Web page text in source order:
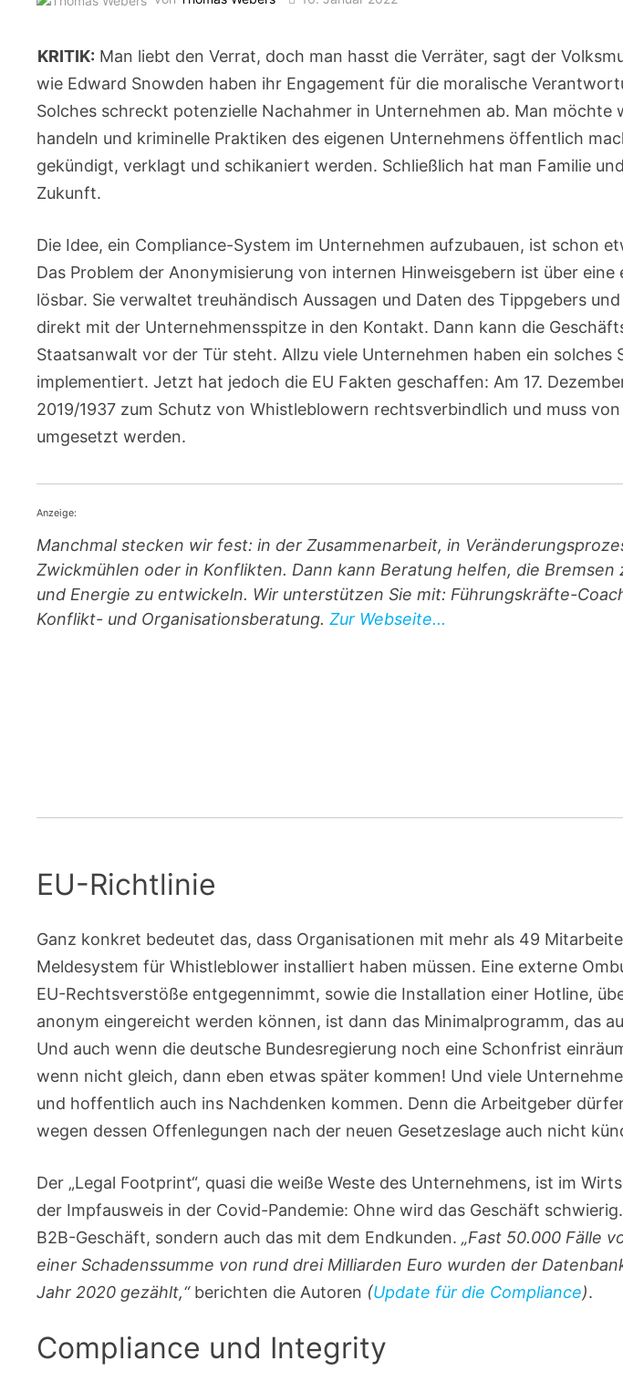
KRITIK: Man liebt den Verrat, doch man hasst die Verräter, sagt der
wie Edward Snowden haben ihr Engagement für die moralische
Solches schreckt potenzielle Nachahmer in Unternehmen ab. Man möchte
handeln und kriminelle Praktiken des eigenen Unternehmens öffentlich
gekündigt, verklagt und schikaniert werden. Schließlich hat man Familie
Zukunft.
Die Idee, ein Compliance-System im Unternehmen aufzubauen, ist schon
Das Problem der Anonymisierung von internen Hinweisgebern ist über eine
lösbar. Sie verwaltet treuhändisch Aussagen und Daten des Tippgebers
direkt mit der Unternehmensspitze in den Kontakt. Dann kann die
Staatsanwalt vor der Tür steht. Allzu viele Unternehmen haben ein solches
implementiert. Jetzt hat jedoch die EU Fakten geschaffen: Am 17.
2019/1937 zum Schutz von Whistleblowern rechtsverbindlich und muss
umgesetzt werden.
Anzeige:
Manchmal stecken wir fest: in der Zusammenarbeit, in
Zwickmühlen oder in Konflikten. Dann kann Beratung helfen, die Bremsen
und Energie zu entwickeln. Wir unterstützen Sie mit: Führungskräfte-
Konflikt- und Organisationsberatung.Zur Webseite...
EU-Richtlinie
Ganz konkret bedeutet das, dass Organisationen mit mehr als 49
Meldesystem für Whistleblower installiert haben müssen. Eine externe
EU-Rechtsverstöße entgegennimmt, sowie die Installation einer Hotline,
anonym eingereicht werden können, ist dann das Minimalprogramm, das
Und auch wenn die deutsche Bundesregierung noch eine Schonfrist
wenn nicht gleich, dann eben etwas später kommen! Und viele
und hoffentlich auch ins Nachdenken kommen. Denn die Arbeitgeber
wegen dessen Offenlegungen nach der neuen Gesetzeslage auch nicht
Der „Legal Footprint“, quasi die weiße Weste des Unternehmens, ist im
der Impfausweis in der Covid-Pandemie: Ohne wird das Geschäft
B2B-Geschäft, sondern auch das mit dem Endkunden.„Fast 50.000 Fälle
einer Schadenssumme von rund drei Milliarden Euro wurden der
Jahr 2020 gezählt,“berichten die Autoren (Update für die Compliance).
Compliance und Integrity